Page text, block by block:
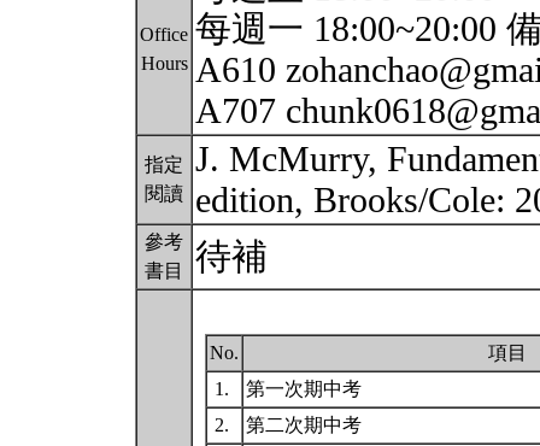
Office
Hours
每週一 18:00~20:00
A610
A707
指定
閱讀
J. McMurry,
edition, Brooks/Cole:
參考
書目
待補
No.
項目
1.
第一次期中考
2.
第二次期中考